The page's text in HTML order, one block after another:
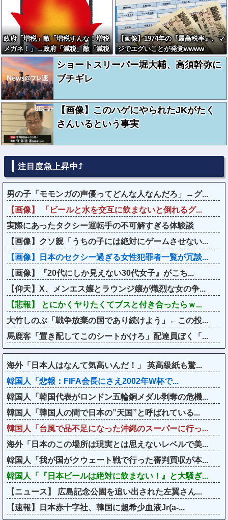
政府「増税」敵「増税すんな！増税
メガネ！」→政府「減税」敵「減税
すんな！社会保障どうなる！」
【画像】1974年の『最高税率』、マ
ジでエグいことが発覚wwww
ショートスリーパー堀大輔、高須幹弥に
ブチギレ
【画像】このハゲにやられたJKがたく
さんいるという事実
注目度急上昇中⤴
男の子「モモンガの声優ってどんな人なんだろ」→グ...
【画像】 「ビールと水を交互に飲まないと倒れるグ...
実際にあったタクシー運転手の不可解すぎる体験談
【画像】クソ親「うちの子には絶対にゲームさせない...
【画像】日本のセクシー過ぎる女性犯罪者一覧が冗談...
【画像】『20代にしか見えない30代女子』がこち...
【仰天】X、メンエス嬢とラウンジ嬢が熾烈な女の争...
【悲報】 とにかくヤりたくてブスと付き合ったらｗ...
大竹しのぶ「戦争放棄の国であり続けよう」←この投...
馬鹿客「置き配してこのシートかけろ」配達員ぼく「...
海外「日本人はなんて気高いんだ！」 英高級紙も驚...
韓国人「悲報：FIFA会長にさえ2002年W杯で...
韓国人「韓国代表がロンドン五輪銅メダル剥奪の危機...
韓国人「韓国人の間で日本の”天国”と呼ばれている...
韓国人「台風で品不足になった沖縄のスーパーに行っ...
海外「日本のこの場所は現実とは思えないレベルで美...
韓国人「我が国がクウェート戦で行った審判買収が本...
韓国人「『日本ビールは絶対に飲まない！』と大騒ぎ...
【ニュース】 広島記念公園を追い出された左翼さん...
【速報】日本赤十字社、韓国に超希少血液Jr(a-...